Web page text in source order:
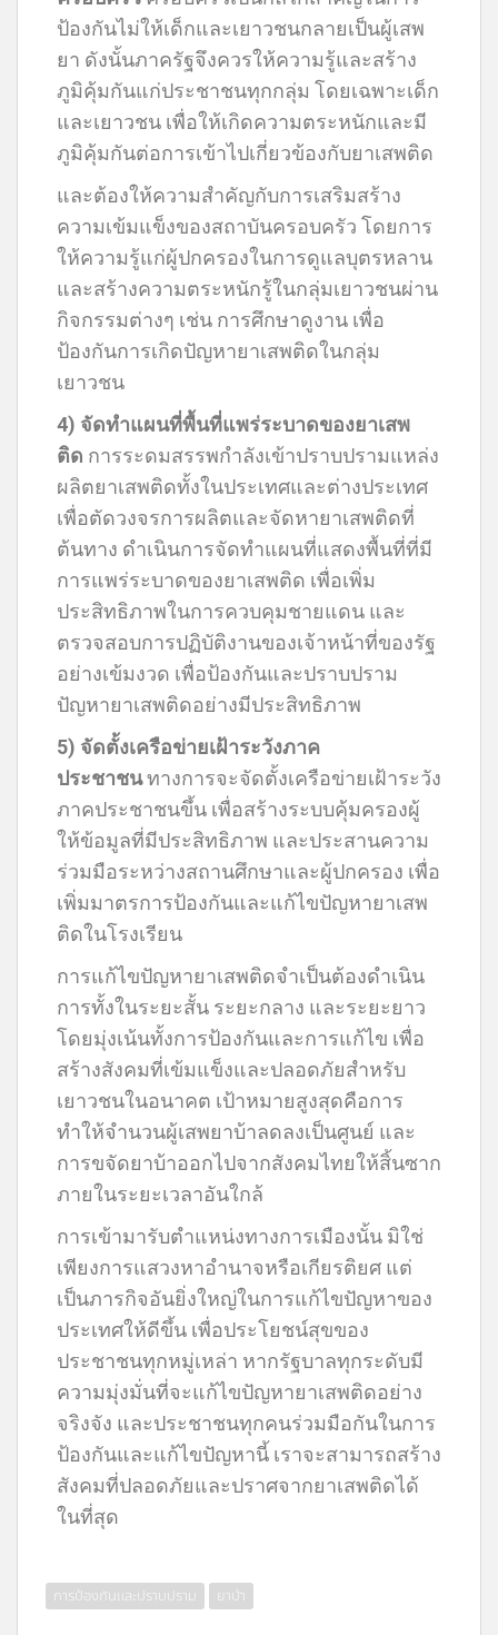
ป้องกันไม่ให้เด็กและเยาวชนกลายเป็นผู้เสพ
ยา ดังนั้นภาครัฐจึงควรให้ความรู้และสร้าง
ภูมิคุ้มกันแก่ประชาชนทุกกลุ่ม โดยเฉพาะเด็ก
และเยาวชน เพื่อให้เกิดความตระหนักและมี
ภูมิคุ้มกันต่อการเข้าไปเกี่ยวข้องกับยาเสพติด
และต้องให้ความสำคัญกับการเสริมสร้าง
ความเข้มแข็งของสถาบันครอบครัว โดยการ
ให้ความรู้แก่ผู้ปกครองในการดูแลบุตรหลาน
และสร้างความตระหนักรู้ในกลุ่มเยาวชนผ่าน
กิจกรรมต่างๆ เช่น การศึกษาดูงาน เพื่อ
ป้องกันการเกิดปัญหายาเสพติดในกลุ่ม
เยาวชน
4) จัดทำแผนที่พื้นที่แพร่ระบาดของยาเสพ
ติด การระดมสรรพกำลังเข้าปราบปรามแหล่ง
ผลิตยาเสพติดทั้งในประเทศและต่างประเทศ
เพื่อตัดวงจรการผลิตและจัดหายาเสพติดที่
ต้นทาง ดำเนินการจัดทำแผนที่แสดงพื้นที่ที่มี
การแพร่ระบาดของยาเสพติด เพื่อเพิ่ม
ประสิทธิภาพในการควบคุมชายแดน และ
ตรวจสอบการปฏิบัติงานของเจ้าหน้าที่ของรัฐ
อย่างเข้มงวด เพื่อป้องกันและปราบปราม
ปัญหายาเสพติดอย่างมีประสิทธิภาพ
5) จัดตั้งเครือข่ายเฝ้าระวังภาค
ประชาชนทางการจะจัดตั้งเครือข่ายเฝ้าระวัง
ภาคประชาชนขึ้น เพื่อสร้างระบบคุ้มครองผู้
ให้ข้อมูลที่มีประสิทธิภาพ และประสานความ
ร่วมมือระหว่างสถานศึกษาและผู้ปกครอง เพื่อ
เพิ่มมาตรการป้องกันและแก้ไขปัญหายาเสพ
ติดในโรงเรียน
การแก้ไขปัญหายาเสพติดจำเป็นต้องดำเนิน
การทั้งในระยะสั้น ระยะกลาง และระยะยาว
โดยมุ่งเน้นทั้งการป้องกันและการแก้ไข เพื่อ
สร้างสังคมที่เข้มแข็งและปลอดภัยสำหรับ
เยาวชนในอนาคต เป้าหมายสูงสุดคือการ
ทำให้จำนวนผู้เสพยาบ้าลดลงเป็นศูนย์ และ
การขจัดยาบ้าออกไปจากสังคมไทยให้สิ้นซาก
ภายในระยะเวลาอันใกล้
การเข้ามารับตำแหน่งทางการเมืองนั้น มิใช่
เพียงการแสวงหาอำนาจหรือเกียรติยศ แต่
เป็นภารกิจอันยิ่งใหญ่ในการแก้ไขปัญหาของ
ประเทศให้ดีขึ้น เพื่อประโยชน์สุขของ
ประชาชนทุกหมู่เหล่า หากรัฐบาลทุกระดับมี
ความมุ่งมั่นที่จะแก้ไขปัญหายาเสพติดอย่าง
จริงจัง และประชาชนทุกคนร่วมมือกันในการ
ป้องกันและแก้ไขปัญหานี้ เราจะสามารถสร้าง
สังคมที่ปลอดภัยและปราศจากยาเสพติดได้
ในที่สุด
การป้องกันและปราบปราม ยาบ้า